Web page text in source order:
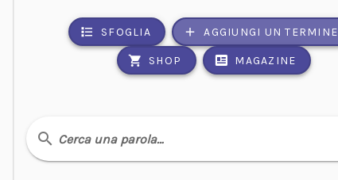
SFOGLIA AGGIUNGI UN TERMINE
SHOP MAGAZINE
Cerca una parola…